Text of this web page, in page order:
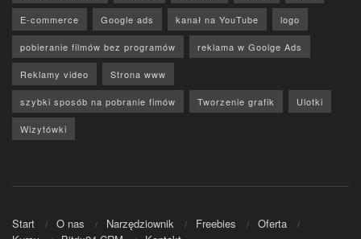
E-commerce Google ads kanał na YouTube logo
pobieranie filmów bez programów reklama w Goolge Ads
Reklamy video Strona www
szybki sposób na pobranie fimów Tworzenie grafik Ulotki
Wizytówki
Start O nas Narzędziownik Freebies
Oferta